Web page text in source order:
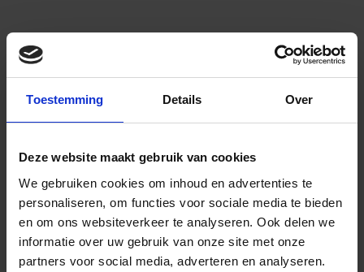
Toestemming Details Over
Deze website maakt gebruik van cookies
We gebruiken cookies om inhoud en advertenties te
personaliseren, om functies voor sociale media te bieden
en om ons websiteverkeer te analyseren. Ook delen we
informatie over uw gebruik van onze site met onze
partners voor social media, adverteren en analyseren.